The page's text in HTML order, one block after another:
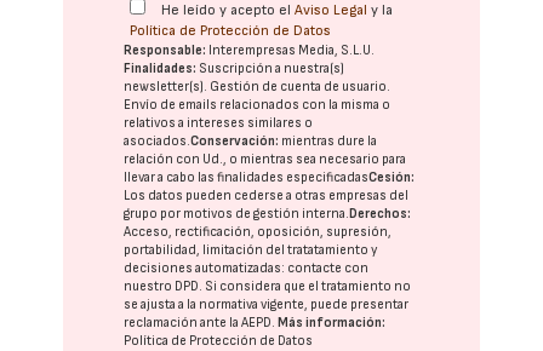
He leído y acepto elAviso Legal y la
Política de Protección de Datos
Responsable: Interempresas Media, S.L.U.
Finalidades: Suscripción a nuestra(s)
newsletter(s). Gestión de cuenta de usuario.
Envío de emails relacionados con la misma o
relativos a intereses similares o
asociados.Conservación: mientras dure la
relación con Ud., o mientras sea necesario para
llevar a cabo las finalidades especificadasCesión:
Los datos pueden cederse a otras empresas del
grupo por motivos de gestión interna. Derechos:
Acceso, rectificación, oposición, supresión,
portabilidad, limitación del tratatamiento y
decisiones automatizadas: contacte con
nuestro DPD. Si considera que el tratamiento no
se ajusta a la normativa vigente, puede presentar
reclamación ante laAEPD. Más información:
Política de Protección de Datos